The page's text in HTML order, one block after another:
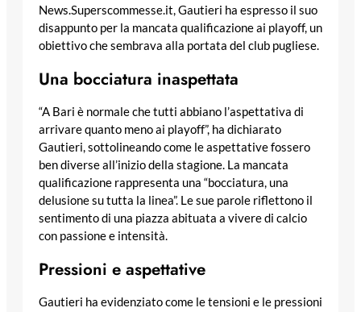
News.Superscommesse.it, Gautieri ha espresso il suo
disappunto per la mancata qualificazione ai playoff, un
obiettivo che sembrava alla portata del club pugliese.
Una bocciatura inaspettata
“A Bari è normale che tutti abbiano l’aspettativa di
arrivare quanto meno ai playoff”, ha dichiarato
Gautieri, sottolineando come le aspettative fossero
ben diverse all’inizio della stagione. La mancata
qualificazione rappresenta una “bocciatura, una
delusione su tutta la linea”. Le sue parole riflettono il
sentimento di una piazza abituata a vivere di calcio
con passione e intensità.
Pressioni e aspettative
Gautieri ha evidenziato come le tensioni e le pressioni